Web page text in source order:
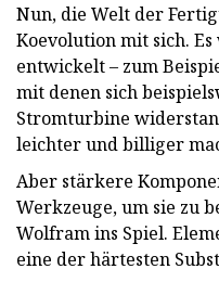
Nun, die Welt der
Koevolution mit sich.
entwickelt – zum
mit denen sich
Stromturbine
leichter und billiger
Aber stärkere
Werkzeuge, um sie zu
Wolfram ins Spiel.
eine der härtesten